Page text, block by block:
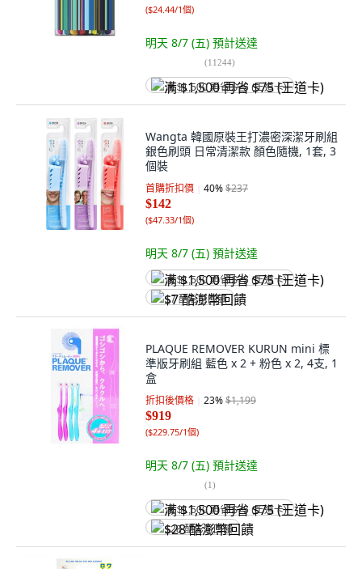
($24.44/1個)
明天 8/7 (五) 預計送達
(11244)
满 $1,500 再省 $75 (王道卡)
Wangta 韓國原裝王打濃密深潔牙刷組
銀色刷頭 日常清潔款 顏色隨機, 1套, 3
個裝
首購折扣價 40%$237
$142
($47.33/1個)
明天 8/7 (五) 預計送達
满 $1,500 再省 $75 (王道卡)
$7 酷澎幣回饋
PLAQUE REMOVER KURUN mini 標
準版牙刷組 藍色 x 2 + 粉色 x 2, 4支, 1
盒
折扣後價格 23%$1,199
$919
($229.75/1個)
明天 8/7 (五) 預計送達
(1)
满 $1,500 再省 $75 (王道卡)
$28 酷澎幣回饋